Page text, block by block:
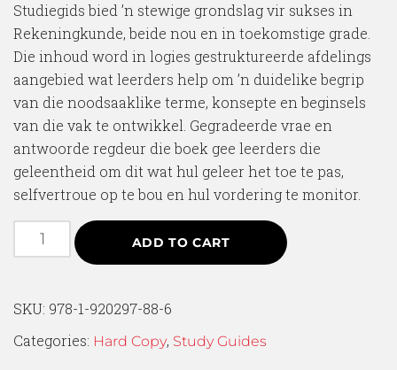
Studiegids bied ’n stewige grondslag vir sukses in
Rekeningkunde, beide nou en in toekomstige grade.
Die inhoud word in logies gestruktureerde afdelings
aangebied wat leerders help om ’n duidelike begrip
van die noodsaaklike terme, konsepte en beginsels
van die vak te ontwikkel. Gegradeerde vrae en
antwoorde regdeur die boek gee leerders die
geleentheid om dit wat hul geleer het toe te pas,
selfvertroue op te bou en hul vordering te monitor.
ADD TO CART
SKU: 978-1-920297-88-6
Categories: Hard Copy, Study Guides